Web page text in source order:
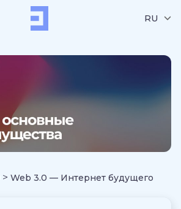
RU
> Web 3.0 — Интернет будущего